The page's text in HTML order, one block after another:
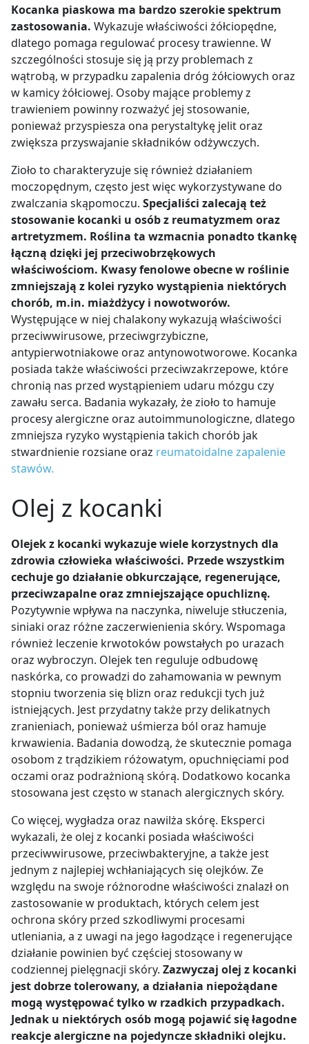
Kocanka piaskowa ma bardzo szerokie spektrum
zastosowania. Wykazuje właściwości żółciopędne,
dlatego pomaga regulować procesy trawienne. W
szczególności stosuje się ją przy problemach z
wątrobą, w przypadku zapalenia dróg żółciowych oraz
w kamicy żółciowej. Osoby mające problemy z
trawieniem powinny rozważyć jej stosowanie,
ponieważ przyspiesza ona perystaltykę jelit oraz
zwiększa przyswajanie składników odżywczych.
Zioło to charakteryzuje się również działaniem
moczopędnym, często jest więc wykorzystywane do
zwalczania skąpomoczu. Specjaliści zalecają też
stosowanie kocanki u osób z reumatyzmem oraz
artretyzmem. Roślina ta wzmacnia ponadto tkankę
łączną dzięki jej przeciwobrzękowych
właściwościom. Kwasy fenolowe obecne w roślinie
zmniejszają z kolei ryzyko wystąpienia niektórych
chorób, m.in. miażdżycy i nowotworów.
Występujące w niej chalakony wykazują właściwości
przeciwwirusowe, przeciwgrzybiczne,
antypierwotniakowe oraz antynowotworowe. Kocanka
posiada także właściwości przeciwzakrzepowe, które
chronią nas przed wystąpieniem udaru mózgu czy
zawału serca. Badania wykazały, że zioło to hamuje
procesy alergiczne oraz autoimmunologiczne, dlatego
zmniejsza ryzyko wystąpienia takich chorób jak
stwardnienie rozsiane oraz reumatoidalne zapalenie
stawów.
Olej z kocanki
Olejek z kocanki wykazuje wiele korzystnych dla
zdrowia człowieka właściwości. Przede wszystkim
cechuje go działanie obkurczające, regenerujące,
przeciwzapalne oraz zmniejszające opuchliznę.
Pozytywnie wpływa na naczynka, niweluje stłuczenia,
siniaki oraz różne zaczerwienienia skóry. Wspomaga
również leczenie krwotoków powstałych po urazach
oraz wybroczyn. Olejek ten reguluje odbudowę
naskórka, co prowadzi do zahamowania w pewnym
stopniu tworzenia się blizn oraz redukcji tych już
istniejących. Jest przydatny także przy delikatnych
zranieniach, ponieważ uśmierza ból oraz hamuje
krwawienia. Badania dowodzą, że skutecznie pomaga
osobom z trądzikiem różowatym, opuchnięciami pod
oczami oraz podrażnioną skórą. Dodatkowo kocanka
stosowana jest często w stanach alergicznych skóry.
Co więcej, wygładza oraz nawilża skórę. Eksperci
wykazali, że olej z kocanki posiada właściwości
przeciwwirusowe, przeciwbakteryjne, a także jest
jednym z najlepiej wchłaniających się olejków. Ze
względu na swoje różnorodne właściwości znalazł on
zastosowanie w produktach, których celem jest
ochrona skóry przed szkodliwymi procesami
utleniania, a z uwagi na jego łagodzące i regenerujące
działanie powinien być częściej stosowany w
codziennej pielęgnacji skóry. Zazwyczaj olej z kocanki
jest dobrze tolerowany, a działania niepożądane
mogą występować tylko w rzadkich przypadkach.
Jednak u niektórych osób mogą pojawić się łagodne
reakcje alergiczne na pojedyncze składniki olejku.